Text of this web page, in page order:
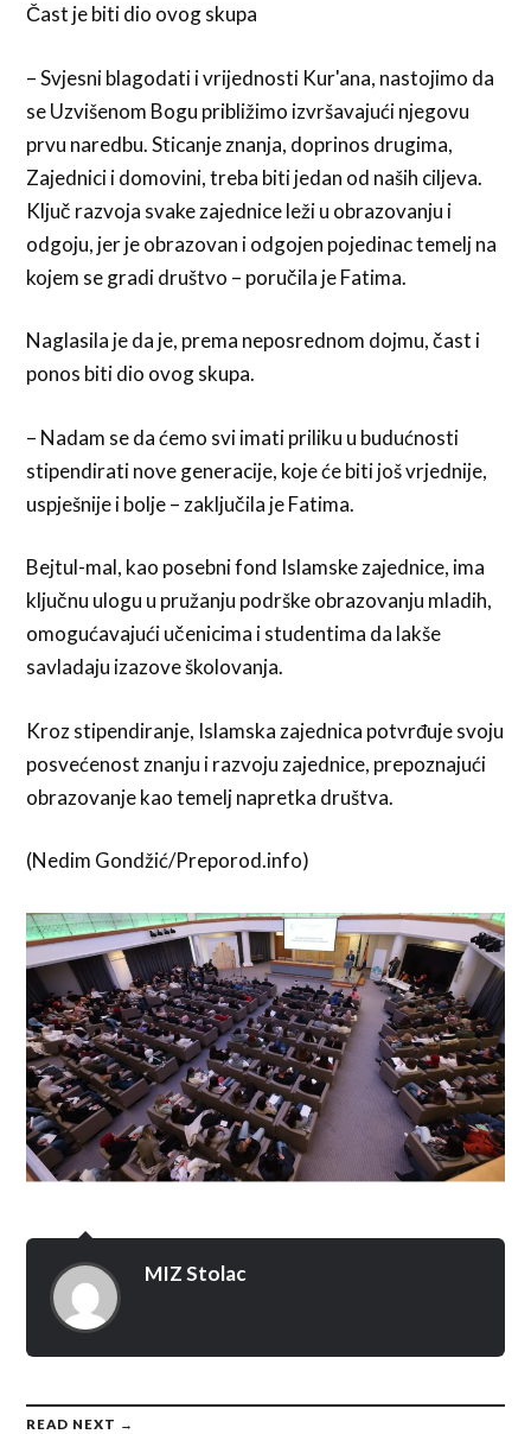
Čast je biti dio ovog skupa
– Svjesni blagodati i vrijednosti Kur'ana, nastojimo da
se Uzvišenom Bogu približimo izvršavajući njegovu
prvu naredbu. Sticanje znanja, doprinos drugima,
Zajednici i domovini, treba biti jedan od naših ciljeva.
Ključ razvoja svake zajednice leži u obrazovanju i
odgoju, jer je obrazovan i odgojen pojedinac temelj na
kojem se gradi društvo – poručila je Fatima.
Naglasila je da je, prema neposrednom dojmu, čast i
ponos biti dio ovog skupa.
– Nadam se da ćemo svi imati priliku u budućnosti
stipendirati nove generacije, koje će biti još vrjednije,
uspješnije i bolje – zaključila je Fatima.
Bejtul-mal, kao posebni fond Islamske zajednice, ima
ključnu ulogu u pružanju podrške obrazovanju mladih,
omogućavajući učenicima i studentima da lakše
savladaju izazove školovanja.
Kroz stipendiranje, Islamska zajednica potvrđuje svoju
posvećenost znanju i razvoju zajednice, prepoznajući
obrazovanje kao temelj napretka društva.
(Nedim Gondžić/Preporod.info)
MIZ Stolac
READ NEXT →